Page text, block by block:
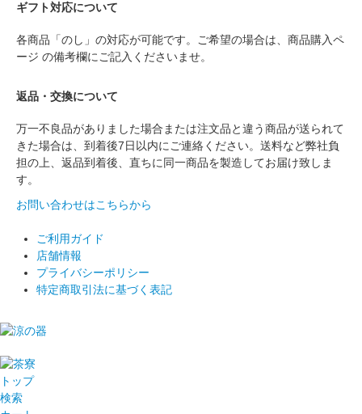
ギフト対応について
各商品「のし」の対応が可能です。ご希望の場合は、商品購入ペ
ージ の備考欄にご記入くださいませ。
返品・交換について
万一不良品がありました場合または注文品と違う商品が送られて
きた場合は、到着後7日以内にご連絡ください。送料など弊社負
担の上、返品到着後、直ちに同一商品を製造してお届け致しま
す。
お問い合わせはこちらから
ご利用ガイド
店舗情報
プライバシーポリシー
特定商取引法に基づく表記
トップ
検索